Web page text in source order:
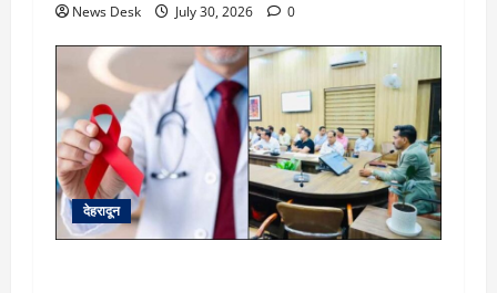
News Desk July 30, 2026 0
देहरादून